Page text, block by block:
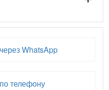
WhatsApp
телефону